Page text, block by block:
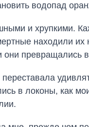
водопад
и хрупкими.
находили
они
в локоны, как